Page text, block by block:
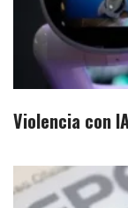
Violencia con